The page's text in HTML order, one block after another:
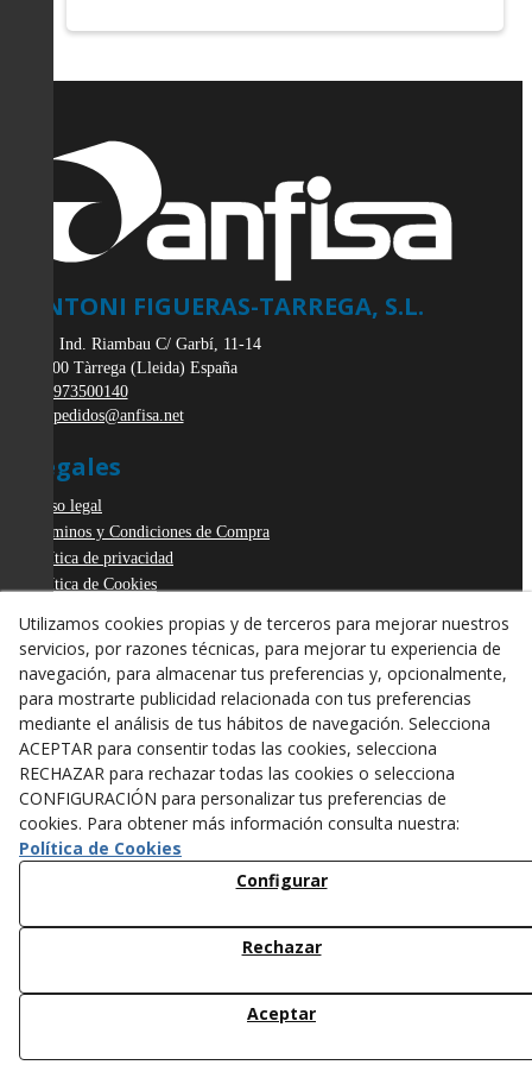
ANTONI FIGUERAS-TARREGA, S.L.
Pol. Ind. Riambau C/ Garbí, 11-14
25300 Tàrrega (Lleida) España
973500140
pedidos@anfisa.net
Legales
Aviso legal
Términos y Condiciones de Compra
Política de privacidad
Política de Cookies
Derecho de desistimiento
derechos reservados.
Utilizamos cookies propias y de terceros para mejorar nuestros
servicios, por razones técnicas, para mejorar tu experiencia de
navegación, para almacenar tus preferencias y, opcionalmente,
para mostrarte publicidad relacionada con tus preferencias
mediante el análisis de tus hábitos de navegación. Selecciona
ACEPTAR para consentir todas las cookies, selecciona
RECHAZAR para rechazar todas las cookies o selecciona
CONFIGURACIÓN para personalizar tus preferencias de
cookies. Para obtener más información consulta nuestra:
Política de Cookies
Configurar
Rechazar
Aceptar
/**/